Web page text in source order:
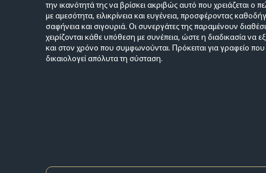
την ικανότητά της να βρίσκει ακριβώς αυτό που χρειάζεται ο
με αμεσότητα, ειλικρίνεια και ευγένεια, προσφέροντας
σαφήνεια και σιγουριά. Οι συνεργάτες της παραμένουν
χειρίζονται κάθε υπόθεση με συνέπεια, ώστε η διαδικασία να
και στον χρόνο που συμφωνούνται. Πρόκειται για γραφείο που
δικαιολογεί απόλυτα τη σύσταση.